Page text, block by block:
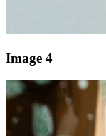
Image 4